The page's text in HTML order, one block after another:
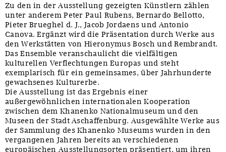
Zu den in der Ausstellung gezeigten Künstlern zählen
unter anderem Peter Paul Rubens, Bernardo Bellotto,
Pieter Brueghel d. J., Jacob Jordaens und Antonio
Canova. Ergänzt wird die Präsentation durch Werke aus
den Werkstätten von Hieronymus Bosch und Rembrandt.
Das Ensemble veranschaulicht die vielfältigen
kulturellen Verflechtungen Europas und steht
exemplarisch für ein gemeinsames, über Jahrhunderte
gewachsenes Kulturerbe.
Die Ausstellung ist das Ergebnis einer
außergewöhnlichen internationalen Kooperation
zwischen dem Khanenko Nationalmuseum und den
Museen der Stadt Aschaffenburg. Ausgewählte Werke aus
der Sammlung des Khanenko Museums wurden in den
vergangenen Jahren bereits an verschiedenen
europäischen Ausstellungsorten präsentiert, um ihren